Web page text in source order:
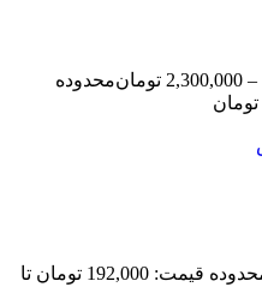
–
2,300,000 تومانمحدوده
محدوده قیمت: 192,000 تومان تا